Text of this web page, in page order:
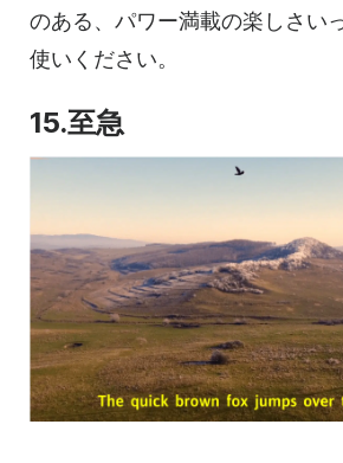
のある、パワー満載の楽しさい
使いください。
15.至急